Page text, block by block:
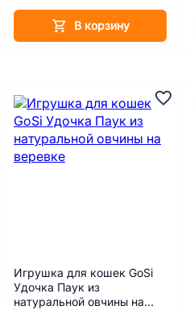
В корзину
Игрушка для кошек GoSi
Удочка Паук из
натуральной овчины на